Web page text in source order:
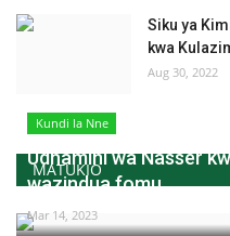
Siku ya
kwa
Aug 30, 2022
MATUKIO
Kundi la Nne
Udhamini wa Nasser
wazindua fomu...
Mar 14, 2023